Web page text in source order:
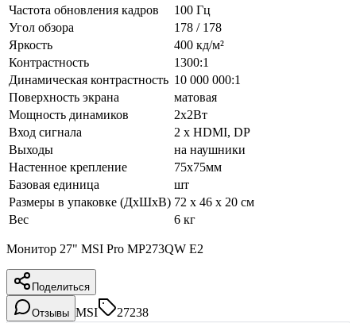
Частота обновления кадров
100 Гц
Угол обзора
178 / 178
Яркость
400 кд/м²
Контрастность
1300:1
Динамическая контрастность 10 000 000:1
Поверхность экрана
матовая
Мощность динамиков
2x2Вт
Вход сигнала
2 х HDMI, DP
Выходы
на наушники
Настенное крепление
75x75мм
Базовая единица
шт
Размеры в упаковке (ДхШхВ) 72 x 46 x 20 см
Вес
6 кг
Монитор 27" MSI Pro MP273QW E2
Поделиться
Отзывы MSI
27238